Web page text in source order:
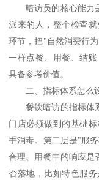
暗访员的核心能力
派来的人，整个检查
环节，把"自然消费行
一样点餐、用餐、结
具备参考价值。
二、指标体系怎么
餐饮暗访的指标体
门店必须做到的基础
手消毒。第二层是"服
合理、用餐中的响应是
否落地，比如特色服